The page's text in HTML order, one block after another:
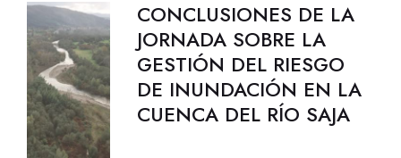
CONCLUSIONES DE LA
JORNADA SOBRE LA
GESTIÓN DEL RIESGO
DE INUNDACIÓN EN LA
CUENCA DEL RÍO SAJA